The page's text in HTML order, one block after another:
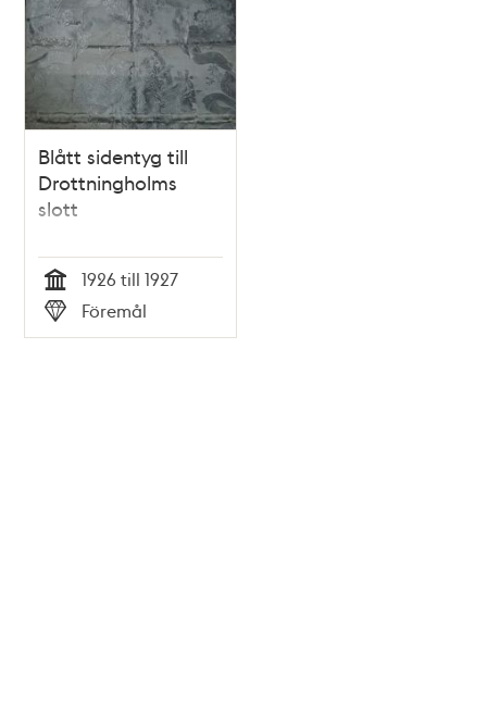
Blått sidentyg till
Drottningholms
slott
Tid
1926 till 1927
Typ
Föremål